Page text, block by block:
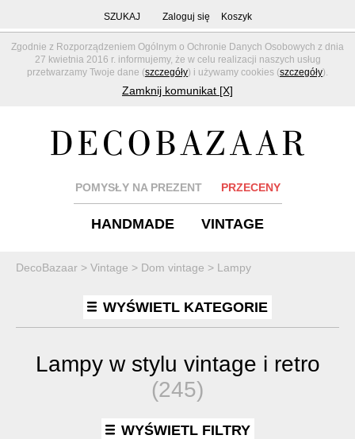
Zgodnie z Rozporządzeniem Ogólnym o Ochronie Danych Osobowych z dnia
27 kwietnia 2016 r. informujemy, że w celu realizacji naszych usług
przetwarzamy Twoje dane (szczegóły) i używamy cookies (szczegóły).
Zamknij komunikat [X]
SZUKAJ Zaloguj się Koszyk
POMYSŁY NA PREZENT PRZECENY
HANDMADE VINTAGE
DecoBazaar > Vintage > Dom vintage > Lampy
WYŚWIETL KATEGORIE
Lampy w stylu vintage i retro
(245)
WYŚWIETL FILTRY